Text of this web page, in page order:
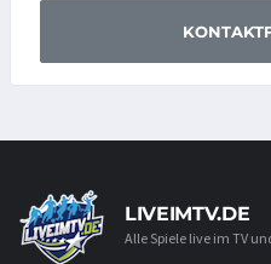
LIVEIMTV.DE
Alle Spiele live im TV